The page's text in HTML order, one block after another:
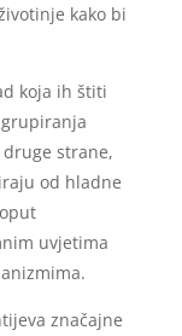
kako bi
koja ih štiti
strane,
od hladne
uvjetima
značajne